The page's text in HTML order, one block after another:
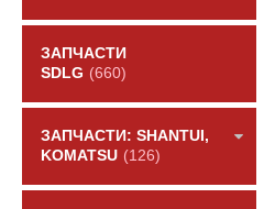
ЗАПЧАСТИ
SDLG (660)
ЗАПЧАСТИ: SHANTUI,
KOMATSU (126)